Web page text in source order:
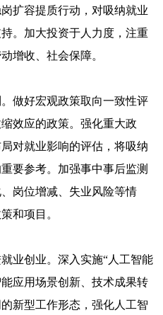
扩容提质行动，对吸纳就业
。加大投资于人力度，注重
增收、社会保障。
做好宏观政策取向一致性评
效应的政策。强化重大政
对就业影响的评估，将吸纳
要参考。加强事中事后监测
岗位增减、失业风险等情
和项目。
业创业。深入实施“人工智能
应用场景创新、技术成果转
新型工作形态，强化人工智